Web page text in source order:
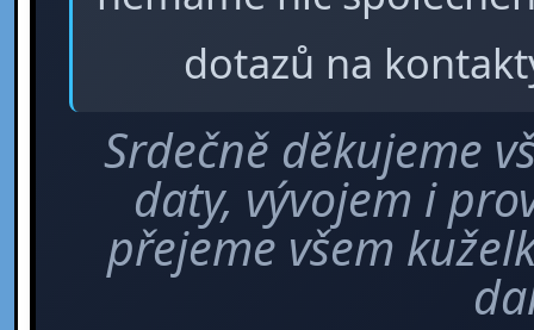
dotazů na
Srdečně děkujeme
daty, vývojem i
přejeme všem